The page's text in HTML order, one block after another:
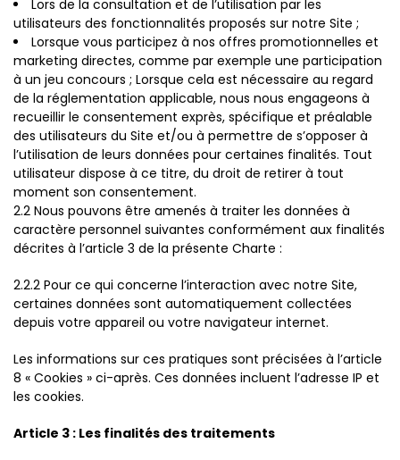
Lors de la consultation et de l’utilisation par les
utilisateurs des fonctionnalités proposés sur notre Site ;
Lorsque vous participez à nos offres promotionnelles et
marketing directes, comme par exemple une participation
à un jeu concours ; Lorsque cela est nécessaire au regard
de la réglementation applicable, nous nous engageons à
recueillir le consentement exprès, spécifique et préalable
des utilisateurs du Site et/ou à permettre de s’opposer à
l’utilisation de leurs données pour certaines finalités. Tout
utilisateur dispose à ce titre, du droit de retirer à tout
moment son consentement.
2.2 Nous pouvons être amenés à traiter les données à
caractère personnel suivantes conformément aux finalités
décrites à l’article 3 de la présente Charte :
2.2.2 Pour ce qui concerne l’interaction avec notre Site,
certaines données sont automatiquement collectées
depuis votre appareil ou votre navigateur internet.
Les informations sur ces pratiques sont précisées à l’article
8 « Cookies » ci-après. Ces données incluent l’adresse IP et
les cookies.
Article 3 : Les finalités des traitements